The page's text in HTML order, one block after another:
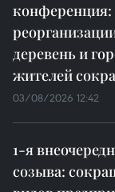
конференция:
деревень и
жителей
03/08/2026 12:42
1-я
созыва: